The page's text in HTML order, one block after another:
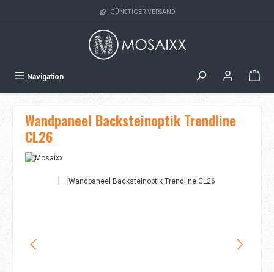
GÜNSTIGER VERSAND
Navigation
Wandpaneel Backsteinoptik Trendline
CL26
Bildergalerie überspringen